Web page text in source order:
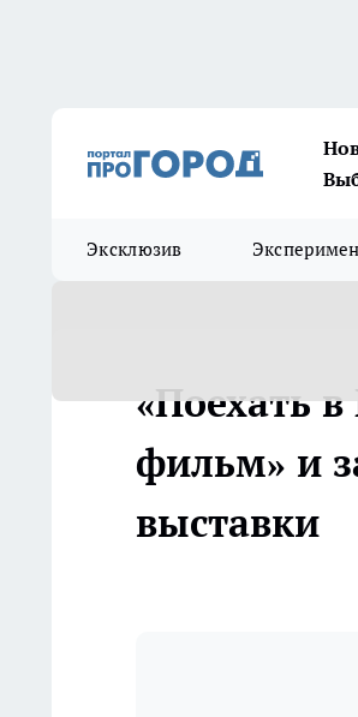
Эксклюзив
«Поехать
фильм» и
выставки